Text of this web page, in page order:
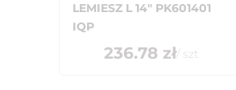
LEMIESZ L 14" PK601401
IQP
236.78 zł/ szt